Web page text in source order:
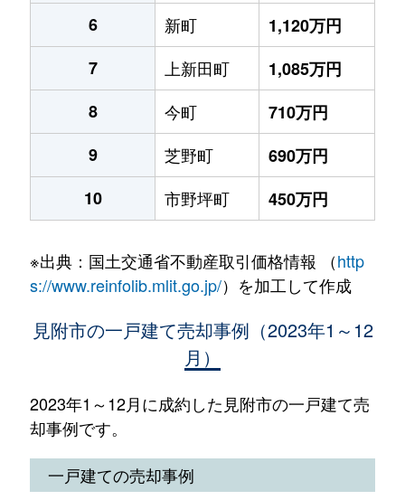
6
新町
1,120万円
7
上新田町
1,085万円
8
今町
710万円
9
芝野町
690万円
10
市野坪町 450万円
※出典：国土交通省不動産取引価格情報 （http
s://www.reinfolib.mlit.go.jp/）を加工して作成
見附市の一戸建て売却事例（2023年1～12
月）
2023年1～12月に成約した見附市の一戸建て売
却事例です。
一戸建ての売却事例